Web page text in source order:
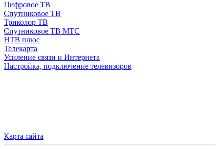
Цифровое ТВ
Спутниковое ТВ
Триколор ТВ
Спутниковое ТВ МТС
НТВ плюс
Телекарта
Усиление связи и Интернета
Настройка, подключение телевизоров
Карта сайта